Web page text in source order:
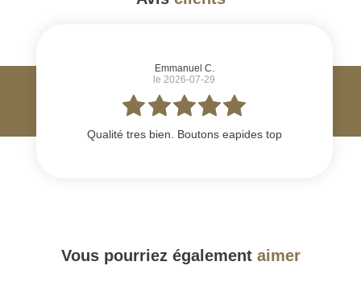
Emmanuel C.
le 2026-07-29
Qualité tres bien. Boutons eapides top
Vous pourriez également aimer